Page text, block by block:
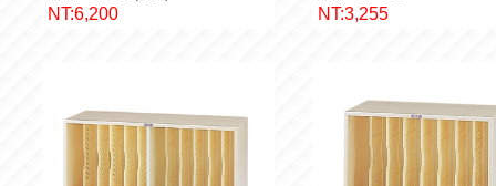
NT:6,200 NT:3,255